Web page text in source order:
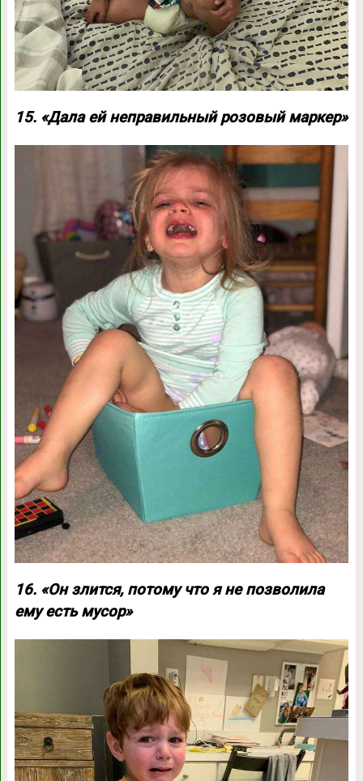
15. «Дала ей неправильный розовый маркер»
16. «Он злится, потому что я не позволила
ему есть мусор»